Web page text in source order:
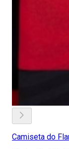
Camiseta do